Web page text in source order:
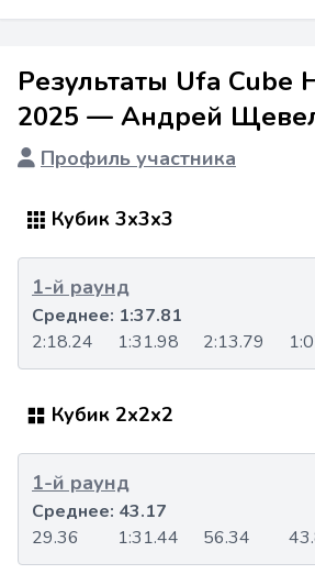
Результаты Ufa Cube
2025 — Андрей
Профиль участника
Кубик 3x3x3
1-й раунд
2:18.24 1:31.98 2:13.79
Среднее: 1:37.81
Кубик 2x2x2
1-й раунд
29.36 1:31.44 56.34
Среднее: 43.17